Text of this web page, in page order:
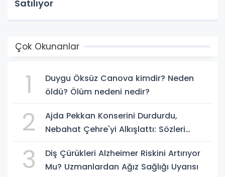
Satılıyor
Çok Okunanlar
1
Duygu Öksüz Canova kimdir? Neden
öldü? Ölüm nedeni nedir?
2
Ajda Pekkan Konserini Durdurdu,
Nebahat Çehre'yi Alkışlattı: Sözleri
3
Diş Çürükleri Alzheimer Riskini Artırıyor
Mu? Uzmanlardan Ağız Sağlığı Uyarısı